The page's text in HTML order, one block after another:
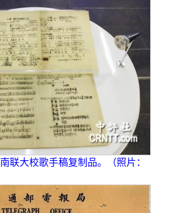
联大校歌手稿复制品。（照片：